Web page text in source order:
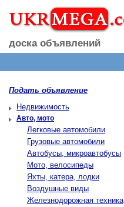
доска объявлений
Подать объявление
Недвижимость
Авто, мото
Легковые автомобили
Грузовые автомобили
Автобусы, микроавтобусы
Мото, велосипеды
Яхты, катера, лодки
Воздушные виды
Железнодорожная техника